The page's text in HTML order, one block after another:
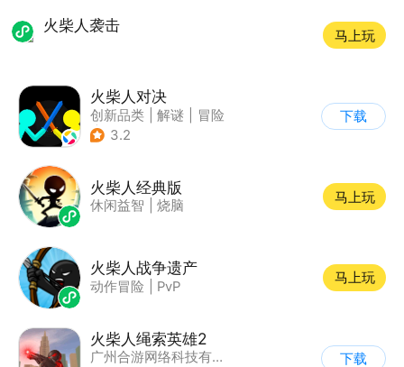
火柴人袭击
马上玩
火柴人对决
创新品类 解谜
冒险
| 挑战破纪录
3.2
下载
火柴人经典版
休闲益智 烧脑
马上玩
火柴人战争遗产
动作冒险 PvP
马上玩
火柴人绳索英雄2
广州合游网络科技有限公司
下载